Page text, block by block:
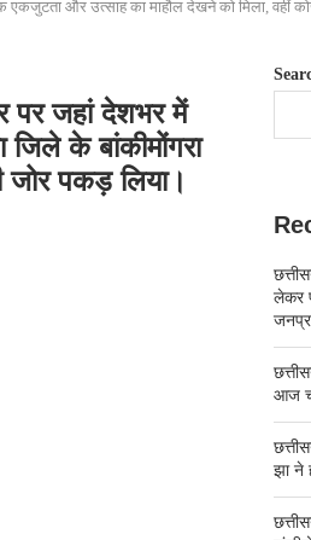
एकजुटता और उत्साह का माहौल देखने को मिला, वहीं
पर जहां देशभर में
के बांकीमोंगरा
पकड़ लिया।
लेकर
आज
झा ने